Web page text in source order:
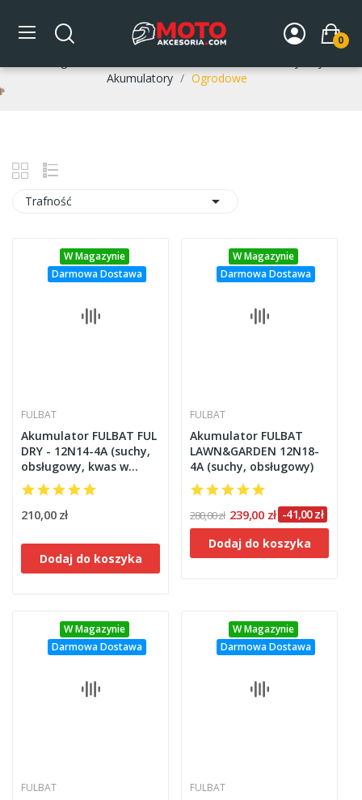
0
Ogrodowe
Akumulatory
Ogrodowe
Trafność 
W Magazynie
Darmowa Dostawa
FULBAT
Akumulator FULBAT FUL
DRY - 12N14-4A (suchy,
obsługowy, kwas w
zestawie)
210,00 zł
Dodaj do koszyka
W Magazynie
Darmowa Dostawa
FULBAT
Akumulator FULBAT
LAWN&GARDEN 12N18-
4A (suchy, obsługowy)
280,00 zł 239,00 zł -41,00 zł
Dodaj do koszyka
W Magazynie
Darmowa Dostawa
FULBAT
W Magazynie
Darmowa Dostawa
FULBAT